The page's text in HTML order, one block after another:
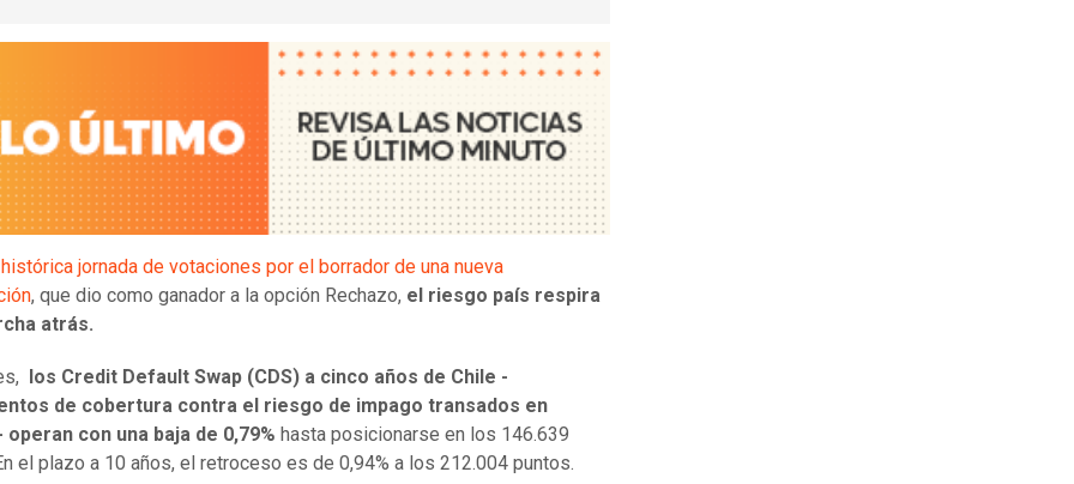
histórica jornada de votaciones por el borrador de una nueva
, que dio como ganador a la opción Rechazo, el riesgo país respira
atrás.
los Credit Default Swap (CDS) a cinco años de Chile -
de cobertura contra el riesgo de impago transados en
con una baja de 0,79% hasta posicionarse en los 146.639
el plazo a 10 años, el retroceso es de 0,94% a los 212.004 puntos.